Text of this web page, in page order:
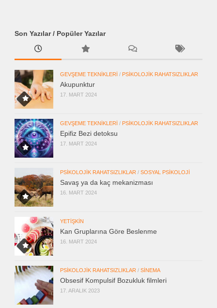
Son Yazılar / Popüler Yazılar
GEVŞEME TEKNIKLERI / PSIKOLOJIK RAHATSIZLIKLAR
Akupunktur
17. MART 2024
GEVŞEME TEKNIKLERI / PSIKOLOJIK RAHATSIZLIKLAR
Epifiz Bezi detoksu
17. MART 2024
PSIKOLOJIK RAHATSIZLIKLAR / SOSYAL PSIKOLOJI
Savaş ya da kaç mekanizması
16. MART 2024
YETIŞKIN
Kan Gruplarına Göre Beslenme
16. MART 2024
PSIKOLOJIK RAHATSIZLIKLAR / SINEMA
Obsesif Kompulsif Bozukluk filmleri
17. ARALIK 2023